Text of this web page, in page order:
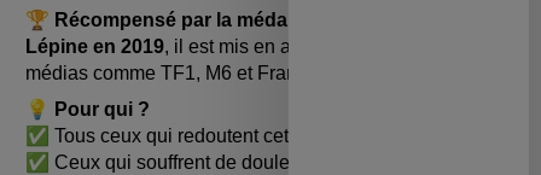
🏆 Récompensé par la médaille d’or du Concours
Lépine en 2019, il est mis en avant dans de nombreux
médias comme TF1, M6 et France 2.
💡
Pour qui ?
✅ Tous ceux qui redoutent cette corv
✅ Ceux qui souffrent de douleurs (dos,